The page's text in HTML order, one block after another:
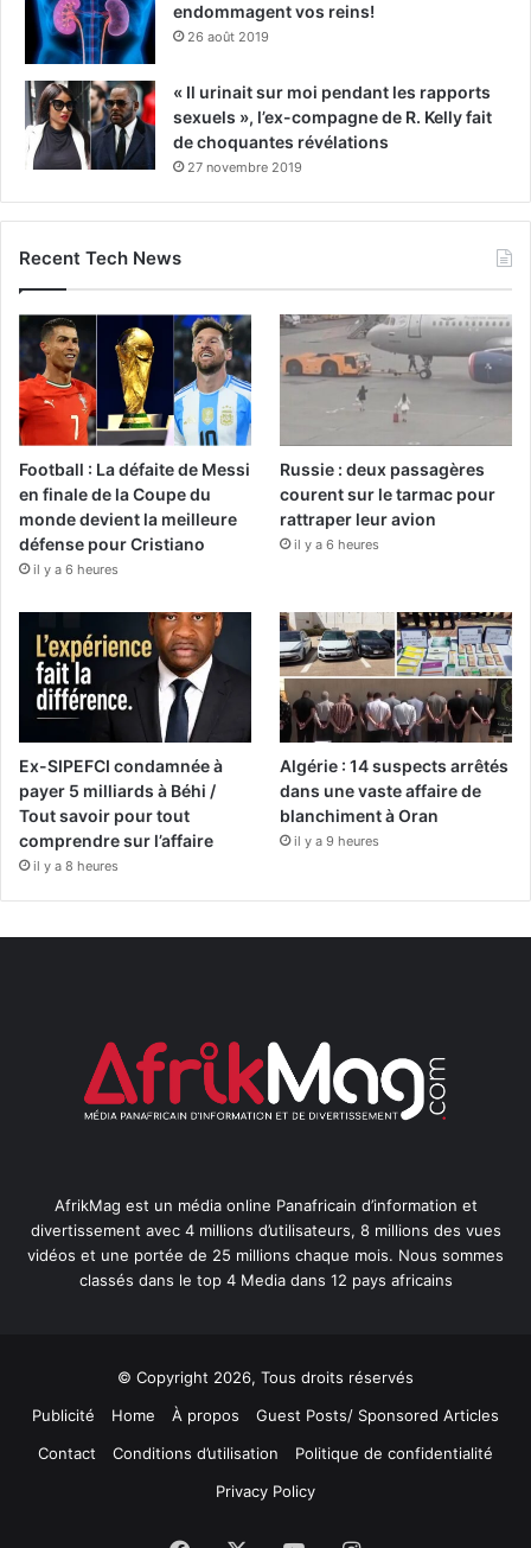
endommagent vos reins!
26 août 2019
« Il urinait sur moi pendant les rapports
sexuels », l’ex-compagne de R. Kelly fait
de choquantes révélations
27 novembre 2019
Recent Tech News
Football : La défaite de Messi
en finale de la Coupe du
monde devient la meilleure
défense pour Cristiano
il y a 6 heures
Russie : deux passagères
courent sur le tarmac pour
rattraper leur avion
il y a 6 heures
Ex-SIPEFCI condamnée à
payer 5 milliards à Béhi /
Tout savoir pour tout
comprendre sur l’affaire
il y a 8 heures
Algérie : 14 suspects arrêtés
dans une vaste affaire de
blanchiment à Oran
il y a 9 heures
AfrikMag est un média online Panafricain d’information et
divertissement avec 4 millions d’utilisateurs, 8 millions des vues
vidéos et une portée de 25 millions chaque mois. Nous sommes
classés dans le top 4 Media dans 12 pays africains
© Copyright 2026, Tous droits réservés
Publicité
Home À propos
Guest Posts/ Sponsored Articles
Contact
Conditions d’utilisation
Politique de confidentialité
Privacy Policy